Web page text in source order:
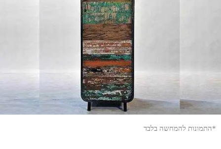
*התמונות להמחשה בלבד